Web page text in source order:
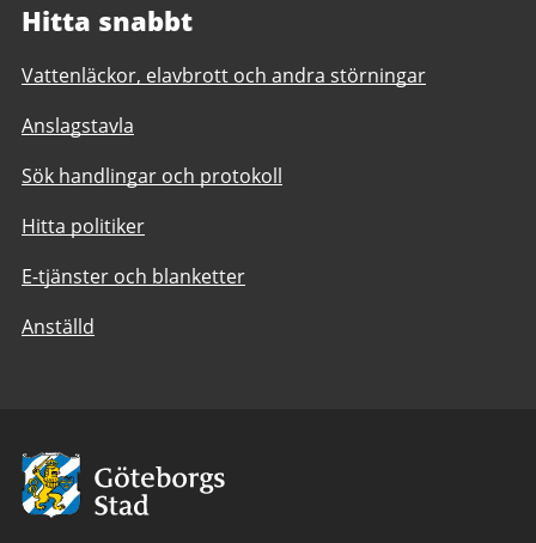
Hitta snabbt
Vattenläckor, elavbrott och andra störningar
Anslagstavla
Sök handlingar och protokoll
Hitta politiker
E-tjänster och blanketter
Anställd
Avsändare:
Göteborgs
Stad